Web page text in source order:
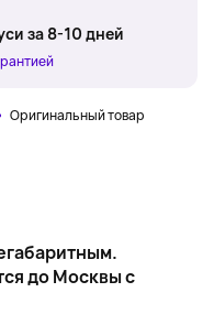
за 8-10 дней
Оригинальный товар
до Москвы с